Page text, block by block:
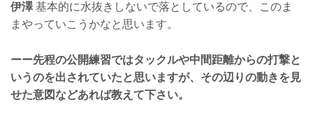
伊澤基本的に水抜きしないで落としているので、このま
まやっていこうかなと思います。
ーー先程の公開練習ではタックルや中間距離からの打撃と
いうのを出されていたと思いますが、その辺りの動きを見
せた意図などあれば教えて下さい。